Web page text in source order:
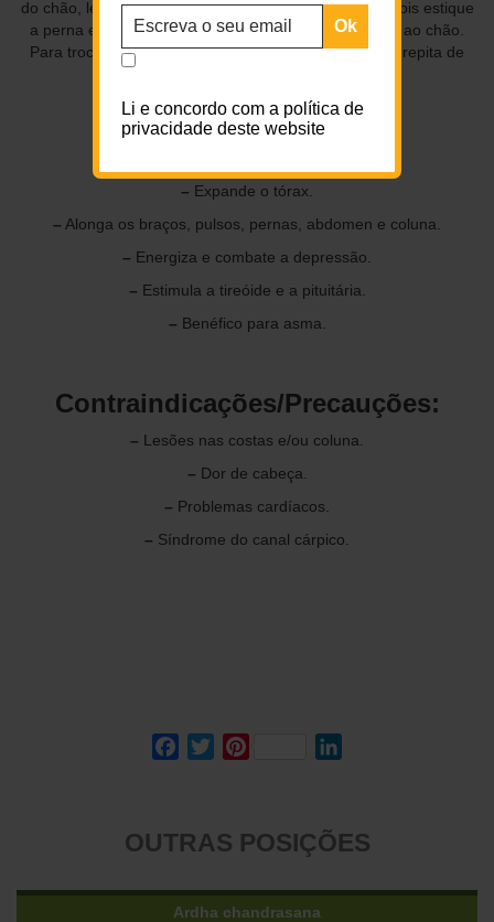
do chão, levando o joelho em direcção ao tronco. Depois estique
a perna esquerda para cima, até estar perpendicular ao chão.
Para trocar, pouse novamente o pé direito no chão e repita de
– Expande o tórax.
– Alonga os braços, pulsos, pernas, abdomen e coluna.
– Energiza e combate a depressão.
– Estimula a tireóide e a pituitária.
– Benéfico para asma.
Contraindicações/Precauções:
– Lesões nas costas e/ou coluna.
– Dor de cabeça.
– Problemas cardíacos.
– Síndrome do canal cárpico.
Facebook
TwitterPinterest
OUTRAS POSIÇÕES
Ardha chandrasana
Li e concordo com a política de
privacidade deste website